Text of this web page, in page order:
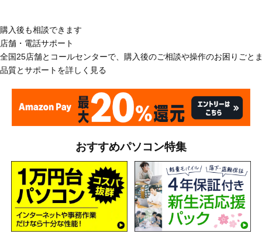
購入後も相談できます
店舗・電話サポート
全国25店舗とコールセンターで、購入後のご相談や操作のお困りごと
品質とサポートを詳しく見る
おすすめパソコン特集